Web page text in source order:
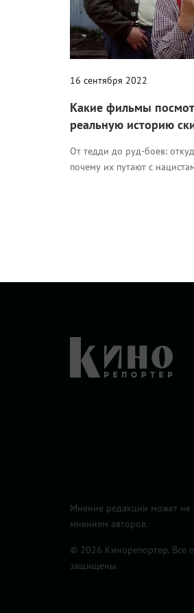
16 сентября 2022
Какие фильмы
реальную историю
От тедди до руд-боев:
почему их путают с
Мнение редакции может не
мнением авторов.
© 2026 Кинорепортер. Все
защищены.